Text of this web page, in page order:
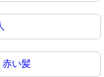
赤い髪